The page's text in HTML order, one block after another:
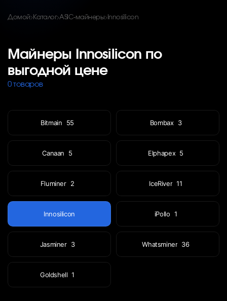
Домой Каталог ASIC-майнеры Innosilicon
Майнеры Innosilicon по
выгодной цене
0 товаров
Bitmain 55 Bombax 3
Canaan 5 Elphapex 5
Fluminer 2 IceRiver 11
Innosilicon iPollo 1
Jasminer 3 Whatsminer 36
Goldshell 1